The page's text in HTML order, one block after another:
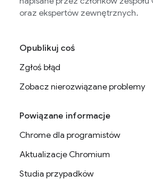
oraz ekspertów zewnętrznych.
Opublikuj coś
Zgłoś błąd
Zobacz nierozwiązane problemy
Powiązane informacje
Chrome dla programistów
Aktualizacje Chromium
Studia przypadków